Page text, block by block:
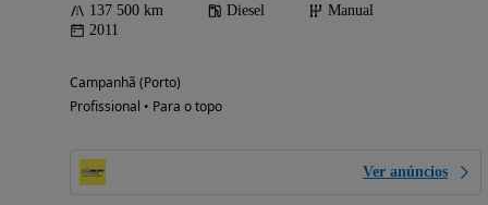
137 500 km Diesel
Manual
2011
Campanhã (Porto)
Profissional • Para o topo
Ver anúncios